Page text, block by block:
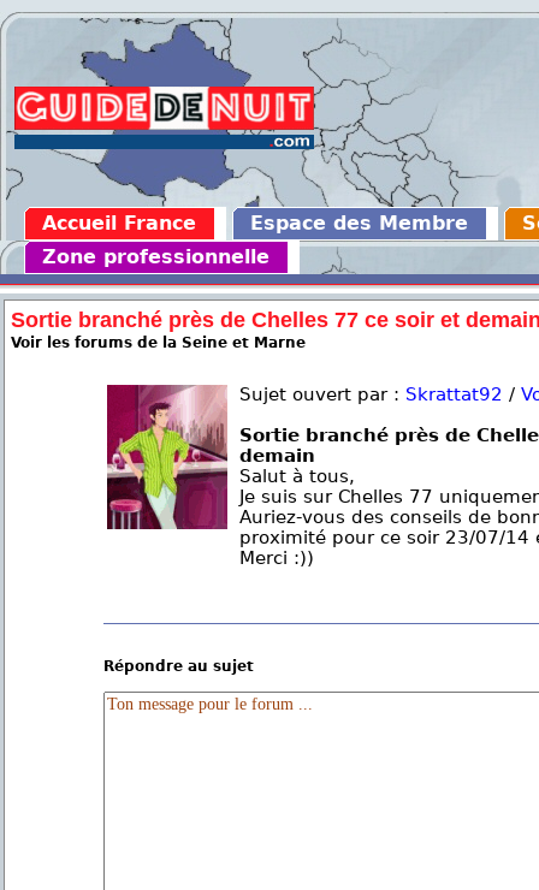
Accueil France Espace des Membre
Zone professionnelle
Sortie branché près de Chelles 77 ce soir et
Voir les forums de la Seine et Marne
Sujet ouvert par : Skrattat92 /
Sortie branché près de
demain
Salut à tous,
Je suis sur Chelles 77
Auriez-vous des conseils de
proximité pour ce soir 23/07/14
Merci :))
Répondre au sujet